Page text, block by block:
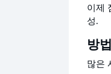
이제
성.
방
많은